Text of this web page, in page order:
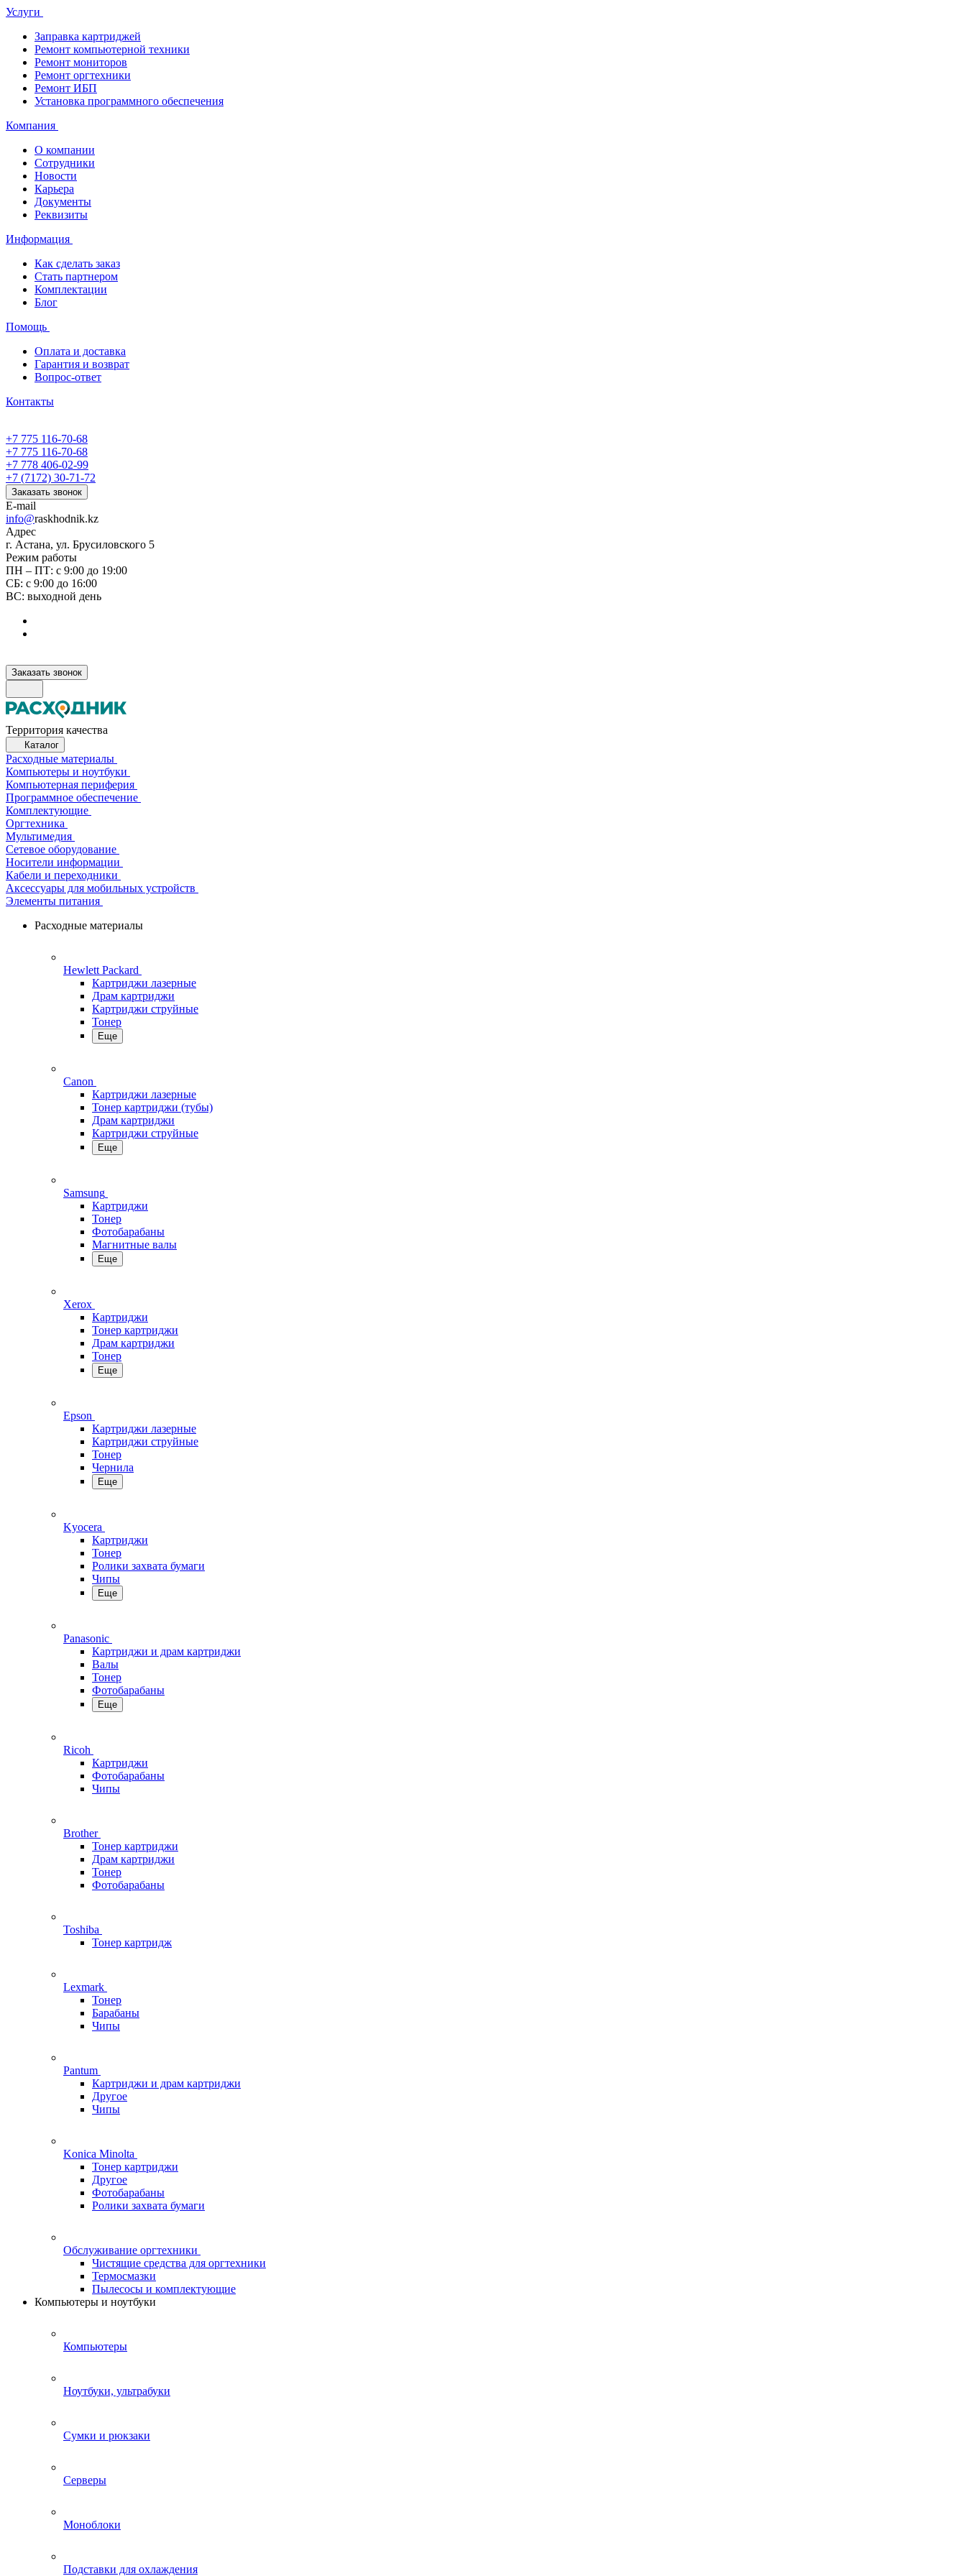
Услуги
Заправка картриджей
Ремонт компьютерной техники
Ремонт мониторов
Ремонт оргтехники
Ремонт ИБП
Установка программного обеспечения
Компания
О компании
Сотрудники
Новости
Карьера
Документы
Реквизиты
Информация
Как сделать заказ
Стать партнером
Комплектации
Блог
Помощь
Оплата и доставка
Гарантия и возврат
Вопрос-ответ
Контакты
+7 775 116-70-68
+7 775 116-70-68
+7 778 406-02-99
+7 (7172) 30-71-72
Заказать звонок
E-mail
info@raskhodnik.kz
Адрес
г. Астана, ул. Брусиловского 5
Режим работы
ПН – ПТ: с 9:00 до 19:00
СБ: с 9:00 до 16:00
ВС: выходной день
Заказать звонок
Территория качества
Каталог
Расходные материалы
Компьютеры и ноутбуки
Компьютерная периферия
Программное обеспечение
Комплектующие
Оргтехника
Мультимедия
Сетевое оборудование
Носители информации
Кабели и переходники
Аксессуары для мобильных устройств
Элементы питания
Расходные материалы
Hewlett Packard
Картриджи лазерные
Драм картриджи
Картриджи струйные
Тонер
Еще
Canon
Картриджи лазерные
Тонер картриджи (тубы)
Драм картриджи
Картриджи струйные
Еще
Samsung
Картриджи
Тонер
Фотобарабаны
Магнитные валы
Еще
Xerox
Картриджи
Тонер картриджи
Драм картриджи
Тонер
Еще
Epson
Картриджи лазерные
Картриджи струйные
Тонер
Чернила
Еще
Kyocera
Картриджи
Тонер
Ролики захвата бумаги
Чипы
Еще
Panasonic
Картриджи и драм картриджи
Валы
Тонер
Фотобарабаны
Еще
Ricoh
Картриджи
Фотобарабаны
Чипы
Brother
Тонер картриджи
Драм картриджи
Тонер
Фотобарабаны
Toshiba
Тонер картридж
Lexmark
Тонер
Барабаны
Чипы
Pantum
Картриджи и драм картриджи
Другое
Чипы
Konica Minolta
Тонер картриджи
Другое
Фотобарабаны
Ролики захвата бумаги
Обслуживание оргтехники
Чистящие средства для оргтехники
Термосмазки
Пылесосы и комплектующие
Компьютеры и ноутбуки
Компьютеры
Ноутбуки, ультрабуки
Сумки и рюкзаки
Серверы
Моноблоки
Подставки для охлаждения